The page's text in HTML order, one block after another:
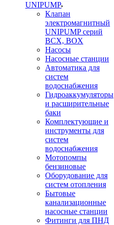
UNIPUMP
Клапан
электромагнитный
UNIPUMP серий
BCX, BOX
Насосы
Насосные станции
Автоматика для
систем
водоснабжения
Гидроаккумуляторы
и расширительные
баки
Комплектующие и
инструменты для
систем
водоснабжения
Мотопомпы
бензиновые
Оборудование для
систем отопления
Бытовые
канализационные
насосные станции
Фитинги для ПНД